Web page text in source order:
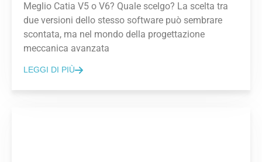
Meglio Catia V5 o V6? Quale scelgo? La scelta tra
due versioni dello stesso software può sembrare
scontata, ma nel mondo della progettazione
meccanica avanzata
LEGGI DI PIÙ